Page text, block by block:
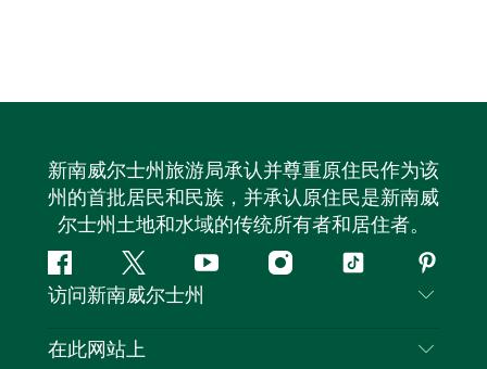
新南威尔士州旅游局承认并尊重原住民作为该
州的首批居民和民族，并承认原住民是新南威
尔士州土地和水域的传统所有者和居住者。
Facebook叽
叽
喳
YouTubeInstagram
抖
访问新南威尔士州
联系我们
在此网站上